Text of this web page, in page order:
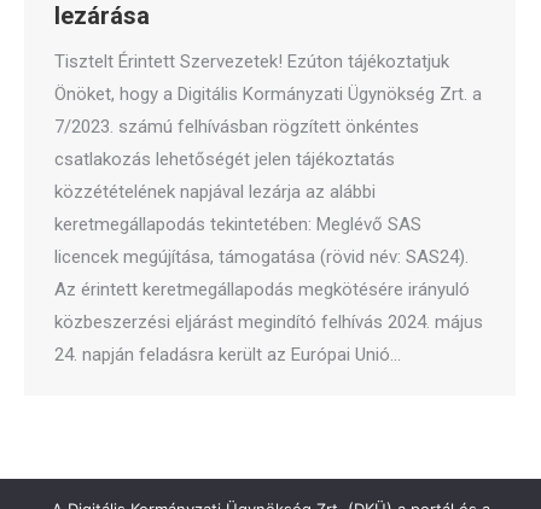
lezárása
Tisztelt Érintett Szervezetek! Ezúton tájékoztatjuk
Önöket, hogy a Digitális Kormányzati Ügynökség Zrt. a
7/2023. számú felhívásban rögzített önkéntes
csatlakozás lehetőségét jelen tájékoztatás
közzétételének napjával lezárja az alábbi
keretmegállapodás tekintetében: Meglévő SAS
licencek megújítása, támogatása (rövid név: SAS24).
Az érintett keretmegállapodás megkötésére irányuló
közbeszerzési eljárást megindító felhívás 2024. május
24. napján feladásra került az Európai Unió…